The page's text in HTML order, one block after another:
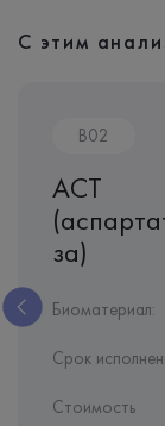
С этим
B02
АСТ
за)
Биоматериал:
Срок
Стоимость